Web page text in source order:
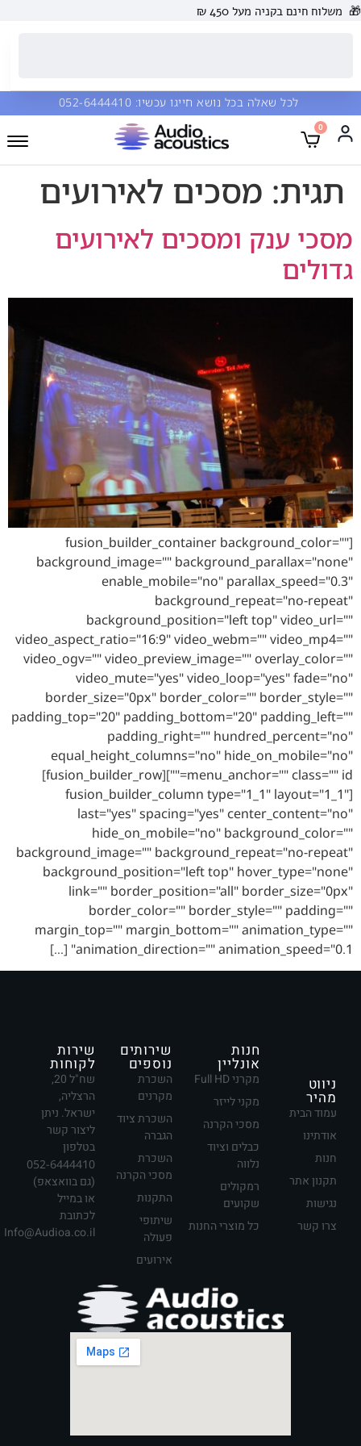
🎁 משלוח חינם בקניה מעל 450 ₪
לכל שאלה בכל נושא חייגו עכשיו:
0
תגית: מסכים לאירועים
מסכי ענק ומסכים לאירועים
גדולים
[fusion_builder_container background_color=""
background_image="" background_parallax="none"
enable_mobile="no" parallax_speed="0.3"
background_repeat="no-repeat"
background_position="left top" video_url=""
video_aspect_ratio="16:9" video_webm="" video_mp4=""
video_ogv="" video_preview_image="" overlay_color=""
video_mute="yes" video_loop="yes" fade="no"
border_size="0px" border_color="" border_style=""
padding_top="20" padding_bottom="20" padding_left=""
padding_right="" hundred_percent="no"
equal_height_columns="no" hide_on_mobile="no"
menu_anchor="" class="" id=""][fusion_builder_row]
[fusion_builder_column type="1_1" layout="1_1"
last="yes" spacing="yes" center_content="no"
hide_on_mobile="no" background_color=""
background_image="" background_repeat="no-repeat"
background_position="left top" hover_type="none"
link="" border_position="all" border_size="0px"
border_color="" border_style="" padding=""
margin_top="" margin_bottom="" animation_type=""
animation_direction="" animation_speed="0.1" […]
ניווט
מהיר
עמוד הבית
אודתינו
חנות
תקנון אתר
נגישות
צרו קשר
חנות
אונליין
מקרני Full HD
מקני לייזר
מסכי הקרנה
כבלים וציוד
נלווה
רמקולים
שקועים
כל מוצרי החנות
שירותים
נוספים
השכרת
מקרנים
השכרת ציוד
הגברה
השכרת
מסכי הקרנה
התקנות
שיתופי
פעולה
אירועים
שירות
לקוחות
שח"ל 20,
הרצליה,
ישראל. ניתן
ליצור קשר
בטלפון
052-6444410
(גם בוואצאפ)
או במייל
לכתובת
Info@Audioa.co.il